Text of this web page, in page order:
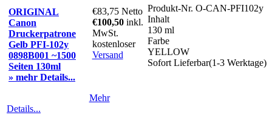
ORIGINAL
Canon
Druckerpatrone
Gelb PFI-102y
0898B001 ~1500
Seiten 130ml
» mehr Details...
€83,75 Netto
€100,50 inkl.
MwSt.
kostenloser
Versand
Produkt-Nr. O-CAN-PFI102y
Inhalt
130 ml
Farbe
YELLOW
Sofort Lieferbar(1-3 Werktage)
Mehr
Details...